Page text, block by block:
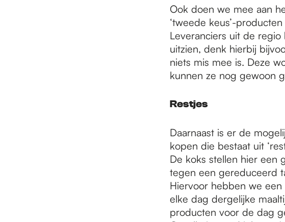
Ook doen we mee aan
‘tweede keus’-
Leveranciers uit de
uitzien, denk hierbij
niets mis mee is. Deze
kunnen ze nog gewoon
Restjes
Daarnaast is er de
kopen die bestaat uit
De koks stellen hier een
tegen een gereduceerd
Hiervoor hebben we een
elke dag dergelijke
producten voor de dag